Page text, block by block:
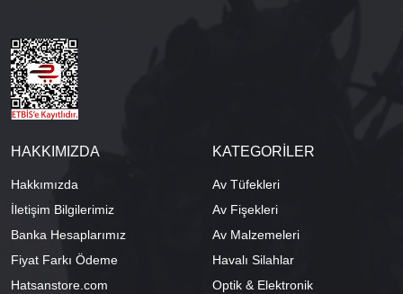
HAKKIMIZDA
Hakkımızda
İletişim Bilgilerimiz
Banka Hesaplarımız
Fiyat Farkı Ödeme
Hatsanstore.com
KATEGORİLER
Av Tüfekleri
Av Fişekleri
Av Malzemeleri
Havalı Silahlar
Optik & Elektronik